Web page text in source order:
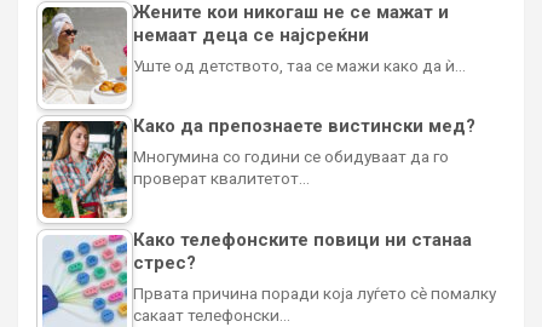
Жените кои никогаш не се мажат и
немаат деца се најсреќни
Уште од детството, таа се мажи како да ѝ…
Како да препознаете вистински мед?
Многумина со години се обидуваат да го
проверат квалитетот…
Како телефонските повици ни станаа
стрес?
Првата причина поради која луѓето сè помалку
сакаат телефонски…